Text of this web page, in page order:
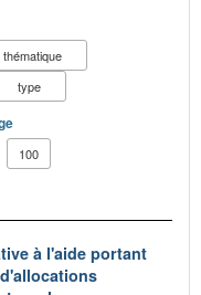
thématique
type
100
à l'aide portant